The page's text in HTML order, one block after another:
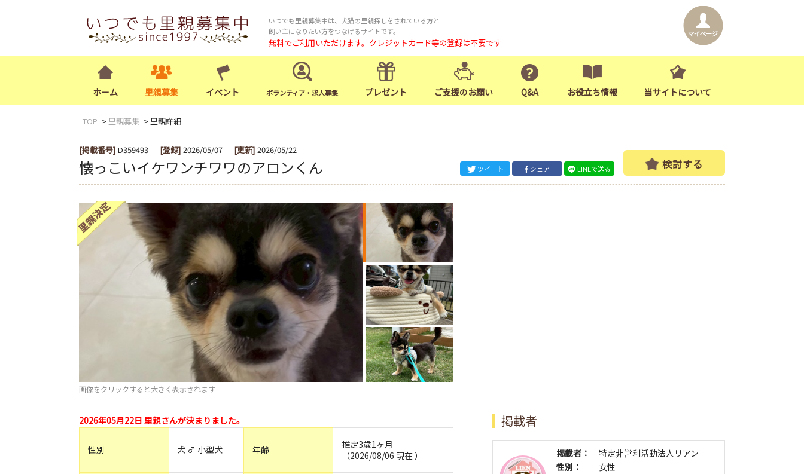
いつでも里親募集中は、犬猫の里親探しをされている方と
飼い主になりたい方をつなげるサイトです。
無料でご利用いただけます。クレジットカード等の登録は不要です
ホーム 里親募集 イベント ボランティア・求人募集 プレゼント ご支援のお願い Q&A お役立ち情報 当サイトについて
TOP 里親募集 里親詳細
[掲載番号] D359493 [登録] 2026/05/07 [更新] 2026/05/22
懐っこいイケワンチワワのアロンくん ツイート シェア LINEで送る 検討する
画像をクリックすると大きく表示されます
2026年05月22日 里親さんが決まりました。
性別 犬 ♂ 小型犬 年齢
推定3歳1ヶ月
（2026/08/06 現在 ）
掲載者
掲載者：
特定非営利活動法人リアン
性別：
女性